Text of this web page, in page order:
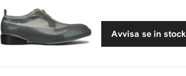
pelle
Avvisa se in stock